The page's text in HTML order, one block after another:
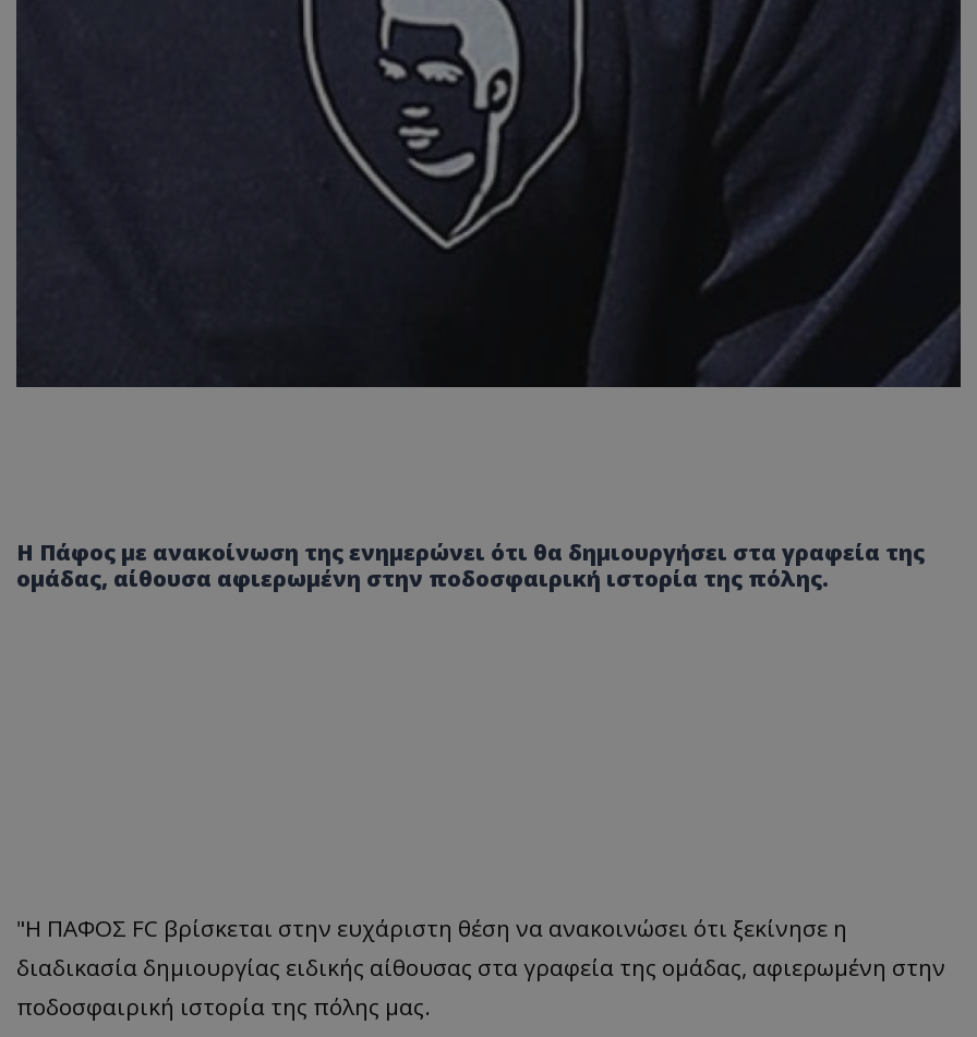
Η Πάφος με ανακοίνωση της ενημερώνει ότι θα δημιουργήσει στα γραφεία της
ομάδας, αίθουσα αφιερωμένη στην ποδοσφαιρική ιστορία της πόλης.
"Η ΠΑΦΟΣ FC βρίσκεται στην ευχάριστη θέση να ανακοινώσει ότι ξεκίνησε η
διαδικασία δημιουργίας ειδικής αίθουσας στα γραφεία της ομάδας, αφιερωμένη στην
ποδοσφαιρική ιστορία της πόλης μας.